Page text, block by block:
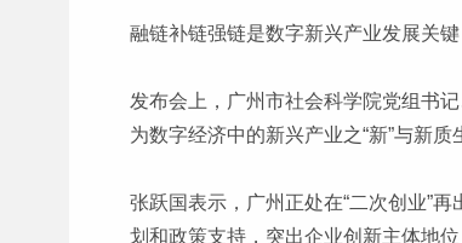
融链补链强链是数字新兴产业发展关键
发布会上，广州市社会科学院党组书
为数字经济中的新兴产业之“新”与新
张跃国表示，广州正处在“二次创业”
划和政策支持，突出企业创新主体地